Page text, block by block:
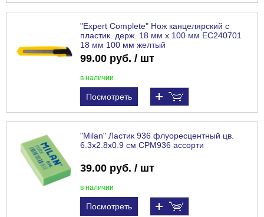
"Expert Complete" Нож канцелярский с
пластик. держ. 18 мм х 100 мм EC240701
18 мм 100 мм желтый
99.00 руб. / шт
в наличии
Посмотреть
"Milan" Ластик 936 флуоресцентный цв.
6.3х2.8х0.9 см CPM936 ассорти
39.00 руб. / шт
в наличии
Посмотреть